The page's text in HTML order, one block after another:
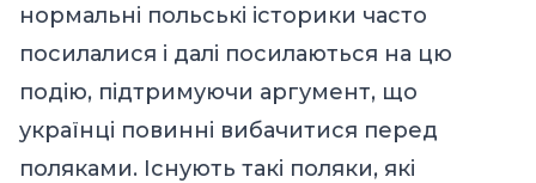
нормальні польські історики часто
посилалися і далі посилаються на цю
подію, підтримуючи аргумент, що
українці повинні вибачитися перед
поляками. Існують такі поляки, які